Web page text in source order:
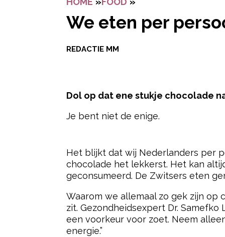
We eten per
REDACTIE MM
Dol op dat ene stukje chocolade
Je bent niet de enige.
Het blijkt dat wij Nederlanders per
chocolade het lekkerst. Het kan
geconsumeerd. De Zwitsers eten
Waarom we allemaal zo gek zijn op
zit. Gezondheidsexpert Dr. Samefko
een voorkeur voor zoet. Neem
energie.”